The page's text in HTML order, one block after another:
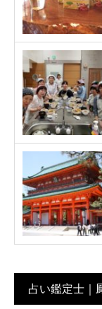
占い鑑定士｜